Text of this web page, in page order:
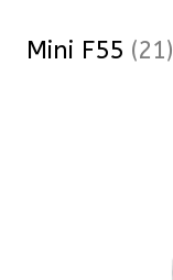
Mini F55 (21)